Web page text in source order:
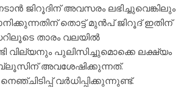
ജിറൂദിന് അവസരം ലഭിച്ചുവെങ്കിലും
തൊട്ട് മുൻപ് ജിറൂദ് ഇതിന്
താരം വലയിൽ
വില്യനും പുലിസിച്ചുമൊക്കെ ലക്ഷ്യം
ബ്ലൂസിന് അവശേഷിക്കുന്നത്.
വർധിപ്പിക്കുന്നുണ്ട്.